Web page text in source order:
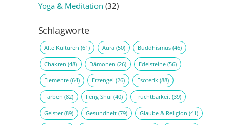
Yoga & Meditation (32)
Schlagworte
Alte Kulturen (61) Aura(50) Buddhismus(46)
Chakren (48) Dämonen (26) Edelsteine(56)
Elemente(64) Erzengel (26) Esoterik(88)
Farben (82) Feng Shui (40) Fruchtbarkeit(39)
Geister(89) Gesundheit(79) Glaube & Religion (41)